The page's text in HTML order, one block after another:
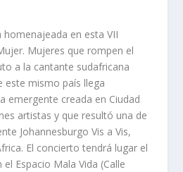
en esta VII
Mujeres que rompen el
a la cantante sudafricana
este mismo país llega
emergente creada en Ciudad
artistas y que resultó una de
Johannesburgo Vis a Vis,
El concierto tendrá lugar el
Espacio Mala Vida (Calle